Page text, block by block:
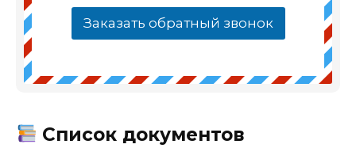
Заказать обратный звонок
Список документов